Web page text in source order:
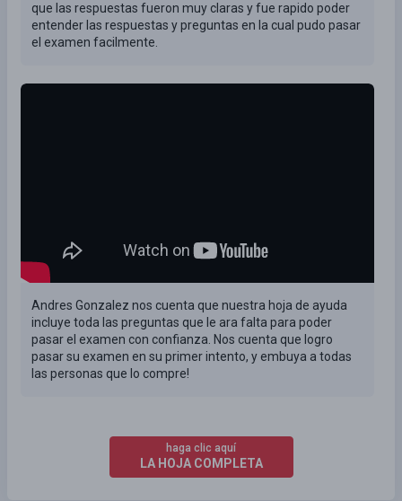
que las respuestas fueron muy claras y fue rapido poder
entender las respuestas y preguntas en la cual pudo pasar
el examen facilmente.
Andres Gonzalez nos cuenta que nuestra hoja de ayuda
incluye toda las preguntas que le ara falta para poder
pasar el examen con confianza. Nos cuenta que logro
pasar su examen en su primer intento, y embuya a todas
las personas que lo compre!
haga clic aquí
LA HOJA COMPLETA